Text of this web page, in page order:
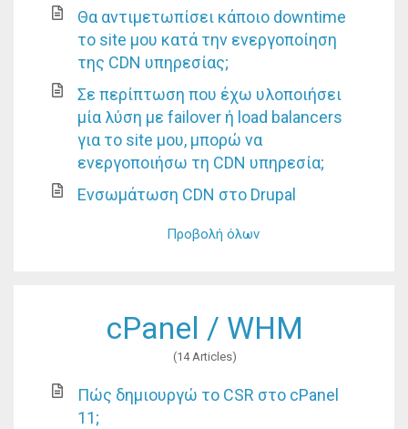
Θα αντιμετωπίσει κάποιο downtime
το site μου κατά την ενεργοποίηση
της CDN υπηρεσίας;
Σε περίπτωση που έχω υλοποιήσει
μία λύση με failover ή load balancers
για το site μου, μπορώ να
ενεργοποιήσω τη CDN υπηρεσία;
Ενσωμάτωση CDN στο Drupal
Προβολή όλων
cPanel / WHM
14 Articles
Πώς δημιουργώ το CSR στο cPanel
11;